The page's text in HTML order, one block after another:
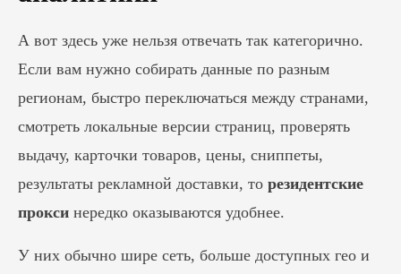
А вот здесь уже нельзя отвечать так категорично.
Если вам нужно собирать данные по разным
регионам, быстро переключаться между странами,
смотреть локальные версии страниц, проверять
выдачу, карточки товаров, цены, сниппеты,
результаты рекламной доставки, то резидентские
прокси нередко оказываются удобнее.
У них обычно шире сеть, больше доступных гео и